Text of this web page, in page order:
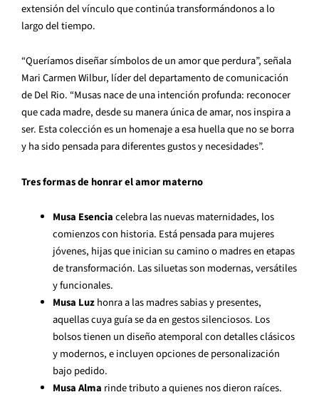
extensión del vínculo que continúa transformándonos a lo
largo del tiempo.
“Queríamos diseñar símbolos de un amor que perdura”, señala
Mari Carmen Wilbur, líder del departamento de comunicación
de Del Rio. “Musas nace de una intención profunda: reconocer
que cada madre, desde su manera única de amar, nos inspira a
ser. Esta colección es un homenaje a esa huella que no se borra
y ha sido pensada para diferentes gustos y necesidades”.
Tres formas de honrar el amor materno
Musa Esenciacelebra las nuevas maternidades, los
comienzos con historia. Está pensada para mujeres
jóvenes, hijas que inician su camino o madres en etapas
de transformación. Las siluetas son modernas, versátiles
y funcionales.
Musa Luzhonra a las madres sabias y presentes,
aquellas cuya guía se da en gestos silenciosos. Los
bolsos tienen un diseño atemporal con detalles clásicos
y modernos, e incluyen opciones de personalización
bajo pedido.
Musa Alma rinde tributo a quienes nos dieron raíces.